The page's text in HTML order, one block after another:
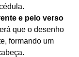
e pelo verso
que o desenho
formando um